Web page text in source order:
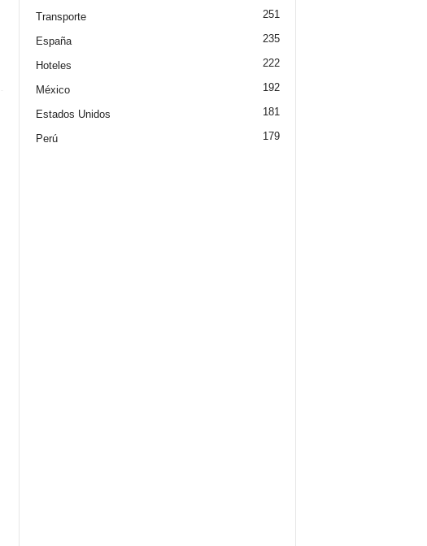
Transporte 251
España 235
Hoteles 222
México 192
Estados Unidos 181
Perú 179